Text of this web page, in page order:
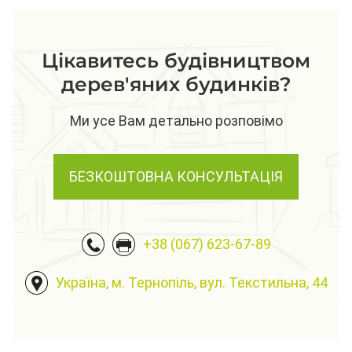
Цікавитесь будівництвом
дерев'яних будинків?
Ми усе Вам детально розповімо
БЕЗКОШТОВНА КОНСУЛЬТАЦІЯ
+38 (067) 623-67-89
Україна, м. Тернопіль, вул. Текстильна, 44